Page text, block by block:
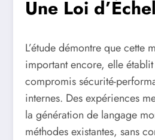
Une Loi
L’étude démontre que
important encore, elle
compromis sécurité-
internes. Des expériences
la génération de langage
méthodes existantes, sans